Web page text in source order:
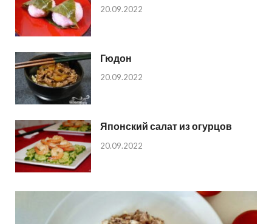
20.09.2022
Гюдон
20.09.2022
Японский салат из огурцов
20.09.2022